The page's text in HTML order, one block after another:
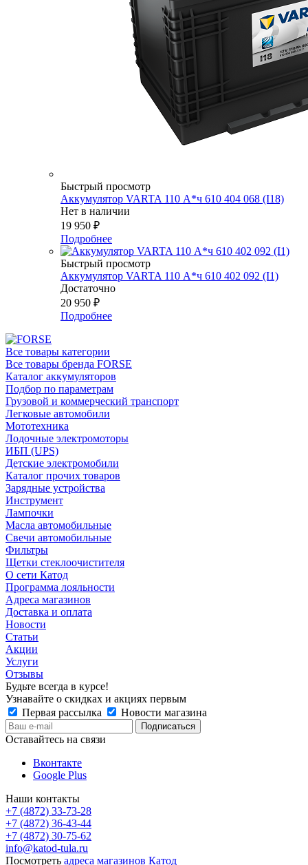
Быстрый просмотр
Аккумулятор VARTA 110 А*ч 610 404 068 (I18)
Нет в наличии
19 950 ₽
Подробнее
Быстрый просмотр
Аккумулятор VARTA 110 А*ч 610 402 092 (I1)
Достаточно
20 950 ₽
Подробнее
Все товары категории
Все товары бренда FORSE
Каталог аккумуляторов
Подбор по параметрам
Грузовой и коммерческий транспорт
Легковые автомобили
Мототехника
Лодочные электромоторы
ИБП (UPS)
Детские электромобили
Каталог прочих товаров
Зарядные устройства
Инструмент
Лампочки
Масла автомобильные
Свечи автомобильные
Фильтры
Щетки стеклоочистителя
О сети Катод
Программа лояльности
Адреса магазинов
Доставка и оплата
Новости
Статьи
Акции
Услуги
Отзывы
Будьте всегда в курсе!
Узнавайте о скидках и акциях первым
Первая рассылка
Новости магазина
Оставайтесь на связи
Вконтакте
Google Plus
Наши контакты
+7 (4872) 33-73-28
+7 (4872) 36-43-44
+7 (4872) 30-75-62
info@katod-tula.ru
Посмотреть адреса магазинов Катод